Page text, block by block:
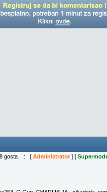
gosta :: [ Administrator] [